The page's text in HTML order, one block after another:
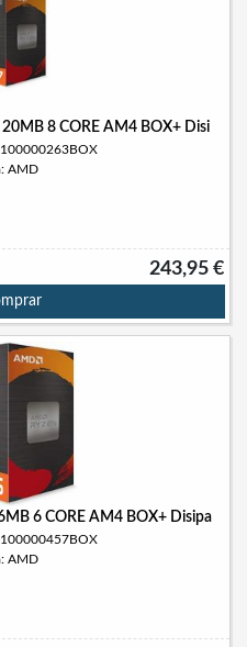
8 CORE AM4 BOX+ Disi
AMD
243,95 €
6 CORE AM4 BOX+ Disipa
AMD